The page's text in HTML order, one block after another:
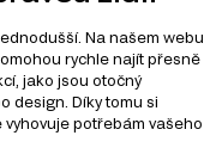
Na našem webu
rychle najít přesně
jako jsou otočný
design. Díky tomu si
potřebám vašeho